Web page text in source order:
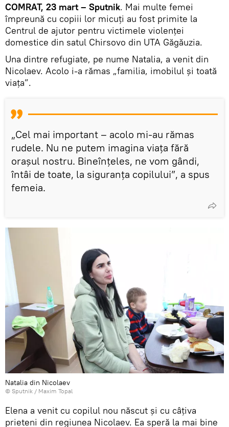
COMRAT, 23 mart – Sputnik. Mai multe femei
împreună cu copiii lor micuți au fost primite la
Centrul de ajutor pentru victimele violenței
domestice din satul Chirsovo din UTA Găgăuzia.
Una dintre refugiate, pe nume Natalia, a venit din
Nicolaev. Acolo i-a rămas „familia, imobilul și toată
viața”.
„Cel mai important – acolo mi-au rămas
rudele. Nu ne putem imagina viața fără
orașul nostru. Bineînțeles, ne vom gândi,
întâi de toate, la siguranța copilului”, a spus
femeia.
Natalia din Nicolaev
© Sputnik / Maxim Topal
Elena a venit cu copilul nou născut și cu câțiva
prieteni din regiunea Nicolaev. Ea speră la mai bine